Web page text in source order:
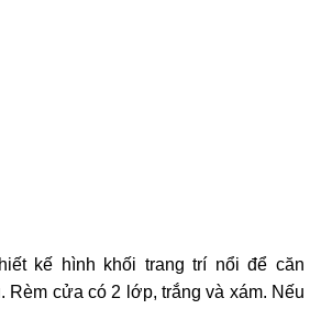
kế hình khối trang trí nổi để căn
Rèm cửa có 2 lớp, trắng và xám. Nếu